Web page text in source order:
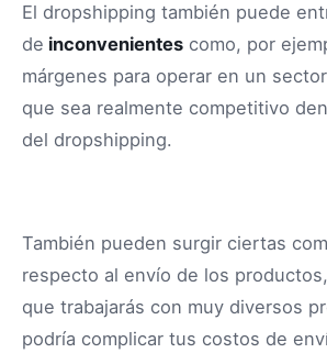
El dropshipping también puede
de inconvenientes como, por
márgenes para operar en un
que sea realmente competitivo
del dropshipping.
También pueden surgir ciertas
respecto al envío de los
que trabajarás con muy diversos
podría complicar tus costos de